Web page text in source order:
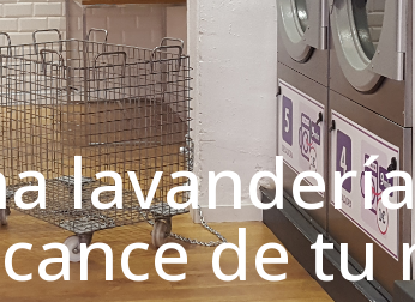
lavandería
de tu